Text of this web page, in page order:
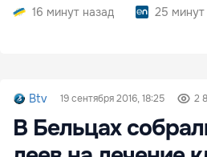
16 минут назад
25 минут
Btv 19 сентября 2016, 18:25 2
В Бельцах